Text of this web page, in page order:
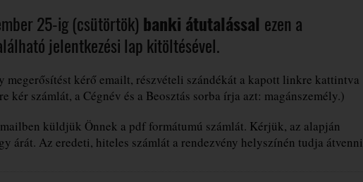
25-ig (csütörtök) banki átutalással ezen a
jelentkezési lap kitöltésével.
megerősítést kérő emailt, részvételi szándékát a kapott linkre kattintva
kér számlát, a Cégnév és a Beosztás sorba írja azt: magánszemély.)
küldjük Önnek a pdf formátumú számlát. Kérjük, az alapján
árát. Az eredeti, hiteles számlát a rendezvény helyszínén tudja átvenni